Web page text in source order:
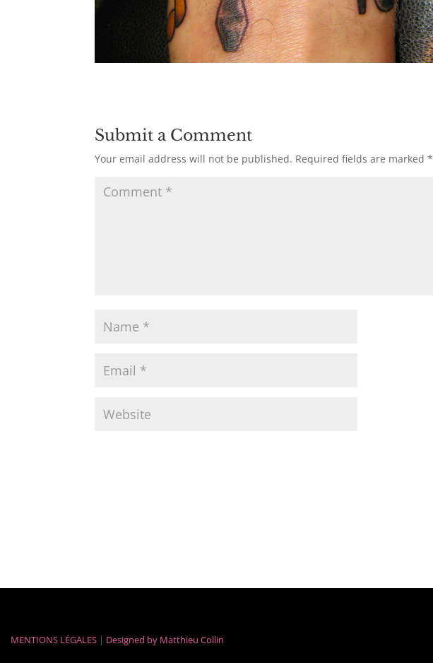
Submit a Comment
Your email address will not be published. Required fields are marked*
MENTIONS LÉGALES | Designed by Matthieu Collin